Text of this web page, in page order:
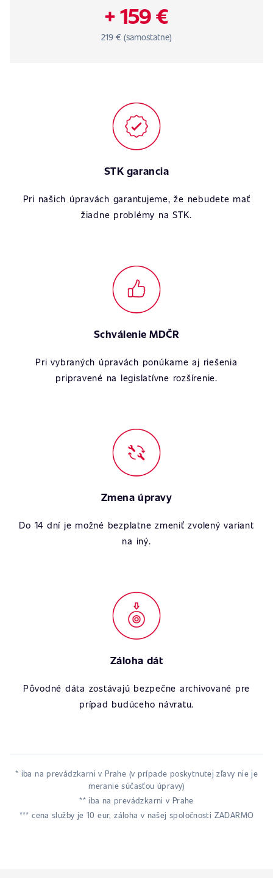
+ 159 €
219 € (samostatne)
STK garancia
Pri našich úpravách garantujeme, že nebudete mať
žiadne problémy na STK.
Schválenie MDČR
Pri vybraných úpravách ponúkame aj riešenia
pripravené na legislatívne rozšírenie.
Zmena úpravy
Do 14 dní je možné bezplatne zmeniť zvolený variant
na iný.
Záloha dát
Pôvodné dáta zostávajú bezpečne archivované pre
prípad budúceho návratu.
* iba na prevádzkarni v Prahe (v prípade poskytnutej zľavy nie je
meranie súčasťou úpravy)
** iba na prevádzkarni v Prahe
*** cena služby je 10 eur, záloha v našej spoločnosti ZADARMO